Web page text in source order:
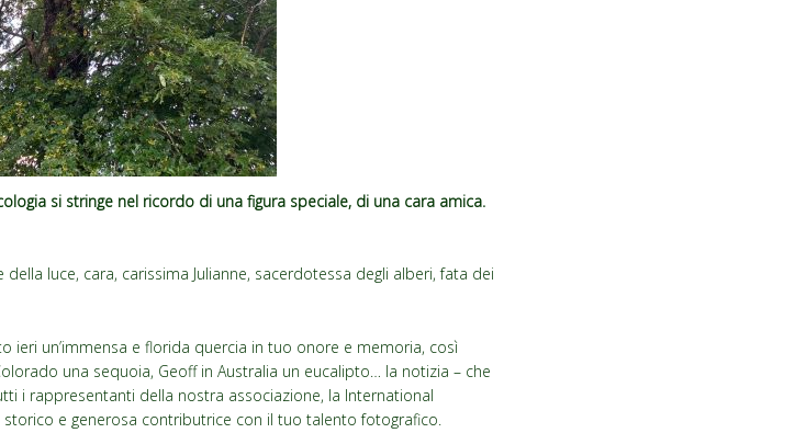
si stringe nel ricordo di una figura speciale, di una cara amica.
luce, cara, carissima Julianne, sacerdotessa degli alberi, fata dei
ieri un’immensa e florida quercia in tuo onore e memoria, così
una sequoia, Geoff in Australia un eucalipto… la notizia – che
i rappresentanti della nostra associazione, la International
e generosa contributrice con il tuo talento fotografico.